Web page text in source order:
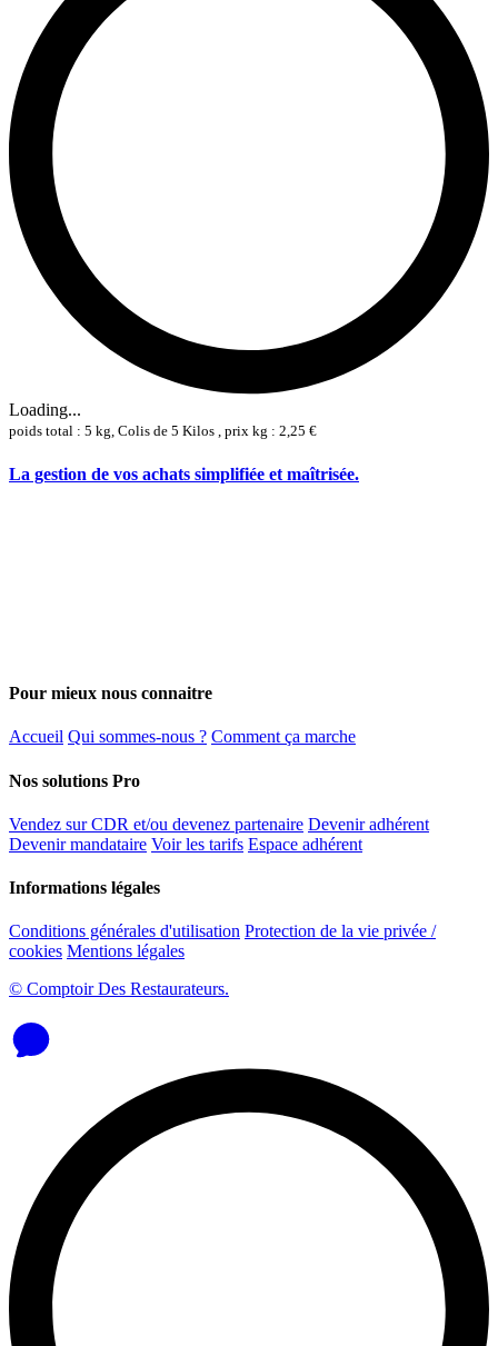
Loading...
poids total : 5 kg, Colis de 5 Kilos , prix kg : 2,25 €
La gestion de vos achats simplifiée et maîtrisée.
Pour mieux nous connaitre
Accueil Qui sommes-nous ? Comment ça marche
Nos solutions Pro
Vendez sur CDR et/ou devenez partenaire Devenir adhérent
Devenir mandataire Voir les tarifs Espace adhérent
Informations légales
Conditions générales d'utilisation Protection de la vie privée /
cookies Mentions légales
© Comptoir Des Restaurateurs.